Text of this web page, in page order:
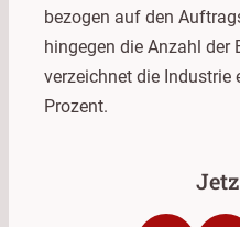
bezogen auf den
hingegen die Anzahl der
verzeichnet die Industrie
Prozent.